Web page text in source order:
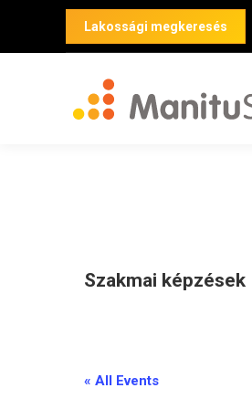
Lakossági megkeresés
Szakmai képzések
« All Events